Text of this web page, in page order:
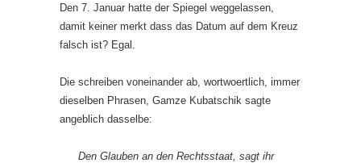
Den 7. Januar hatte der Spiegel weggelassen,
damit keiner merkt dass das Datum auf dem Kreuz
falsch ist? Egal.
Die schreiben voneinander ab, wortwoertlich, immer
dieselben Phrasen, Gamze Kubatschik sagte
angeblich dasselbe:
Den Glauben an den Rechtsstaat, sagt ihr